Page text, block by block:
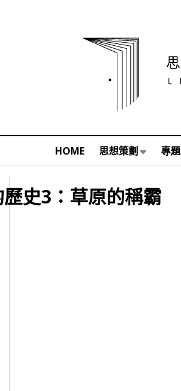
HOME 思想策劃 專題
史3：草原的稱霸